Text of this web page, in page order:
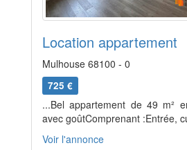
Location appartement
Mulhouse 68100 - 0
725 €
...Bel appartement de 49 m²
avec goûtComprenant :Entrée,
Voir l'annonce